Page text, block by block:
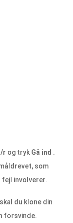
r og tryk Gå ind .
som
fejl involverer.
du klone din
forsvinde.